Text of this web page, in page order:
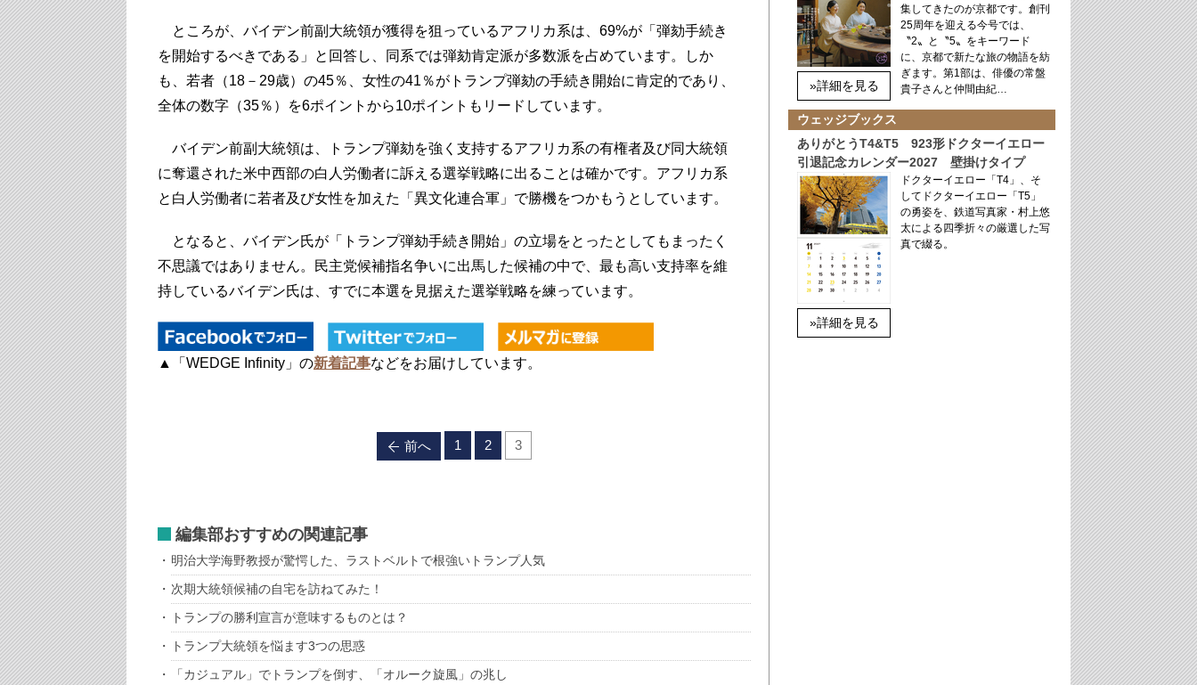
ところが、バイデン前副大統領が獲得を狙っているアフリカ系は、69%が「弾劾手続き
を開始するべきである」と回答し、同系では弾劾肯定派が多数派を占めています。しか
も、若者（18－29歳）の45％、女性の41％がトランプ弾劾の手続き開始に肯定的であり、
全体の数字（35％）を6ポイントから10ポイントもリードしています。
バイデン前副大統領は、トランプ弾劾を強く支持するアフリカ系の有権者及び同大統領
に奪還された米中西部の白人労働者に訴える選挙戦略に出ることは確かです。アフリカ系
と白人労働者に若者及び女性を加えた「異文化連合軍」で勝機をつかもうとしています。
となると、バイデン氏が「トランプ弾劾手続き開始」の立場をとったとしてもまったく
不思議ではありません。民主党候補指名争いに出馬した候補の中で、最も高い支持率を維
持しているバイデン氏は、すでに本選を見据えた選挙戦略を練っています。
▲「WEDGE Infinity」の新着記事などをお届けしています。
前へ 1 2 3
編集部おすすめの関連記事
明治大学海野教授が驚愕した、ラストベルトで根強いトランプ人気
次期大統領候補の自宅を訪ねてみた！
トランプの勝利宣言が意味するものとは？
トランプ大統領を悩ます3つの思惑
「カジュアル」でトランプを倒す、「オルーク旋風」の兆し
»詳細を見る
集してきたのが京都です。創刊
25周年を迎える今号では、
〝2〟と〝5〟をキーワード
に、京都で新たな旅の物語を紡
ぎます。第1部は、俳優の常盤
貴子さんと仲間由紀…
ウェッジブックス
ありがとうT4&T5 923形ドクターイエロー
引退記念カレンダー2027 壁掛けタイプ
»詳細を見る
ドクターイエロー「T4」、そ
してドクターイエロー「T5」
の勇姿を、鉄道写真家・村上悠
太による四季折々の厳選した写
真で綴る。